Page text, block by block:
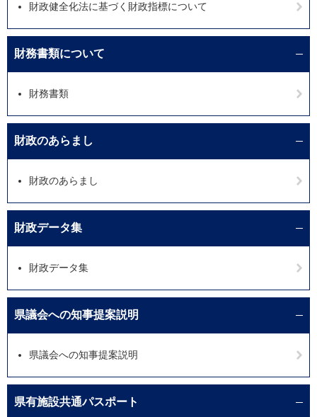
財政健全化法に基づく財政指標について
財務書類について
財務書類
財政のあらまし
財政のあらまし
財政データ集
財政データ集
県議会への知事提案説明
県議会への知事提案説明
県有施設共通パスポート